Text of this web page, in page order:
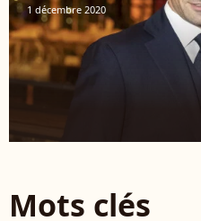
1 décembre 2020
Mots clés